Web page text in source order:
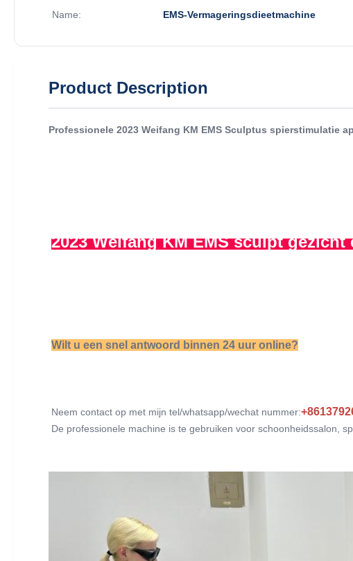
Name: EMS-Vermageringsdieetmachine
Product Description
Professionele 2023 Weifang KM EMS Sculptus spierstimulatie
2023 Weifang KM EMS sculpt
Wilt u een snel antwoord binnen 24 uur online?
Neem contact op met mijn tel/whatsapp/wechat nummer:
De professionele machine is te gebruiken voor schoonheidssalon,